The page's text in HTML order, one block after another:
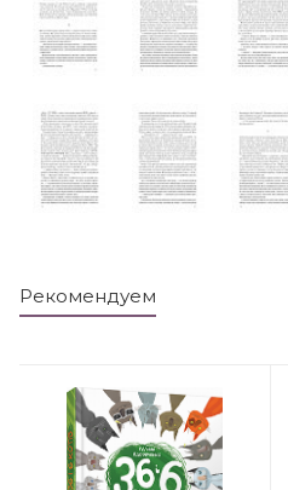
Рекомендуем